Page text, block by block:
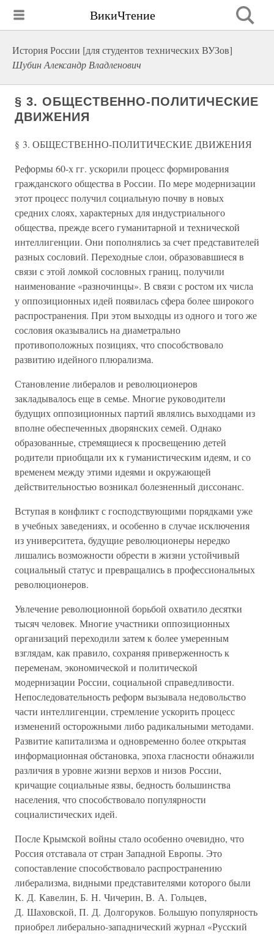
ВикиЧтение
История России [для студентов технических ВУЗов]
Шубин Александр Владленович
§ 3. ОБЩЕСТВЕННО-ПОЛИТИЧЕСКИЕ
ДВИЖЕНИЯ
§ 3. ОБЩЕСТВЕННО-ПОЛИТИЧЕСКИЕ ДВИЖЕНИЯ
Реформы 60-х гг. ускорили процесс формирования
гражданского общества в России. По мере модернизации
этот процесс получил социальную почву в новых
средних слоях, характерных для индустриального
общества, прежде всего гуманитарной и технической
интеллигенции. Они пополнялись за счет представителей
разных сословий. Переходные слои, образовавшиеся в
связи с этой ломкой сословных границ, получили
наименование «разночинцы». В связи с ростом их числа
у оппозиционных идей появилась сфера более широкого
распространения. При этом выходцы из одного и того же
сословия оказывались на диаметрально
противоположных позициях, что способствовало
развитию идейного плюрализма.
Становление либералов и революционеров
закладывалось еще в семье. Многие руководители
будущих оппозиционных партий являлись выходцами из
вполне обеспеченных дворянских семей. Однако
образованные, стремящиеся к просвещению детей
родители приобщали их к гуманистическим идеям, и со
временем между этими идеями и окружающей
действительностью возникал болезненный диссонанс.
Вступая в конфликт с господствующими порядками уже
в учебных заведениях, и особенно в случае исключения
из университета, будущие революционеры нередко
лишались возможности обрести в жизни устойчивый
социальный статус и превращались в профессиональных
революционеров.
Увлечение революционной борьбой охватило десятки
тысяч человек. Многие участники оппозиционных
организаций переходили затем к более умеренным
взглядам, как правило, сохраняя приверженность к
переменам, экономической и политической
модернизации России, социальной справедливости.
Непоследовательность реформ вызывала недовольство
части интеллигенции, стремление ускорить процесс
изменений осторожными либо радикальными методами.
Развитие капитализма и одновременно более открытая
информационная обстановка, эпоха гласности обнажили
различия в уровне жизни верхов и низов России,
кричащие социальные язвы, бедность большинства
населения, что способствовало популярности
социалистических идей.
После Крымской войны стало особенно очевидно, что
Россия отставала от стран Западной Европы. Это
сопоставление способствовало распространению
либерализма, видными представителями которого были
К. Д. Кавелин, Б. Н. Чичерин, В. А. Гольцев,
Д. Шаховской, П. Д. Долгоруков. Большую популярность
приобрел либерально-западнический журнал «Русский